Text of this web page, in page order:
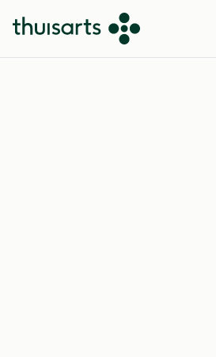
Overslaan en naar de inhoud gaan